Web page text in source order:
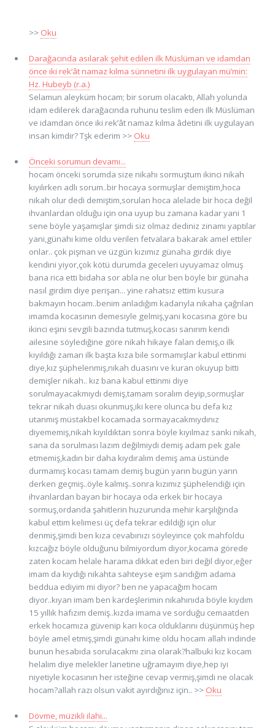
>> Oku
Darağacında asılarak şehit edilen ilk Müslüman ve idamdan
önce iki rek’ât namaz kılma sünnetini ilk uygulayan mü’min:
Hz. Hubeyb (r.a.)
Selamun aleyküm hocam; bir sorum olacaktı, Allah yolunda
idam edilerek darağacında ruhunu teslim eden ilk Müslüman
ve idamdan önce iki rek’ât namaz kılma âdetini ilk uygulayan
insan kimdir? Tşk ederim >> Oku
Önceki sorumun devamı...
hocam önceki sorumda size nikahı sormuştum ikinci nikah
kıyılırken adlı sorum..bir hocaya sormuşlar demiştim,hoca
nikah olur dedi demiştim,sorulan hoca alelade bir hoca değil
ihvanlardan olduğu için ona uyup bu zamana kadar yani 1
sene böyle yaşamışlar şimdi siz olmaz dediniz zinamı yaptılar
yani,günahı kime oldu verilen fetvalara bakarak amel ettiler
onlar.. çok pişman ve üzgün kızımız günaha girdik diye
kendini yiyor,çok kötü durumda geceleri uyuyamaz olmuş
bana rica etti bidaha sor abla ne olur ben böyle bir günaha
nasıl girdim diye perişan... yine rahatsız ettim kusura
bakmayın hocam..benim anladığım kadarıyla nikaha çağrılan
imamda kocasının demesiyle gelmiş,yani kocasına göre bu
ikinci eşini sevgili bazında tutmuş,kocası sanırım kendi
ailesine söylediğine göre nikah hikaye falan demiş,o ilk
kıyıldığı zaman ilk başta kıza bile sormamışlar kabul ettinmi
diye,kız şüphelenmiş,nikah duasını ve kuran okuyup bitti
demişler nikah.. kız bana kabul ettinmi diye
sorulmayacakmıydı demiş,tamam soralım deyip,sormuşlar
tekrar nikah duası okunmuş,iki kere olunca bu defa kız
utanmış müstakbel kocamada sormayacakmıydınız
diyememiş,nikah kıyıldıktan sonra böyle kıyılmaz sanki nikah,
sana da sorulması lazım değilmiydi demiş adam pek gale
etmemiş,kadın bir daha kıydıralım demiş ama üstünde
durmamış kocası tamam demiş bugün yarın bugün yarın
derken geçmiş..öyle kalmış..sonra kızımız şüphelendiği için
ihvanlardan bayan bir hocaya oda erkek bir hocaya
sormuş,ordanda şahitlerin huzurunda mehir karşılığında
kabul ettim kelimesi üç defa tekrar edildiği için olur
denmiş,şimdi ben kıza cevabınızı söyleyince çok mahfoldu
kızcağız böyle olduğunu bilmiyordum diyor,kocama görede
zaten kocam helale harama dikkat eden biri değil diyor,eğer
imam da kıydığı nikahta sahteyse eşim sandığım adama
beddua ediyim mi diyor? ben ne yapacağım hocam
diyor..kıyan imam ben kardeşlerimin nikahınıda böyle kıydım
15 yıllık hafızım demiş..kızda imama ve sorduğu cemaatden
erkek hocamıza güvenip karı koca olduklarını düşünmüş hep
böyle amel etmiş,şimdi günahı kime oldu hocam allah indinde
bunun hesabıda sorulacakmı zina olarak?halbuki kız kocam
helalim diye melekler lanetine uğramayım diye,hep iyi
niyetiyle kocasının her isteğine cevap vermiş,şimdi ne olacak
hocam?allah razı olsun vakit ayırdığınız için.. >> Oku
Dövme, müzikli ilahi...